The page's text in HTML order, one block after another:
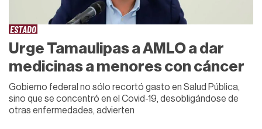
ESTADO
Urge Tamaulipas a AMLO a dar
medicinas a menores con cáncer
Gobierno federal no sólo recortó gasto en Salud Pública,
sino que se concentró en el Covid-19, desobligándose de
otras enfermedades, advierten